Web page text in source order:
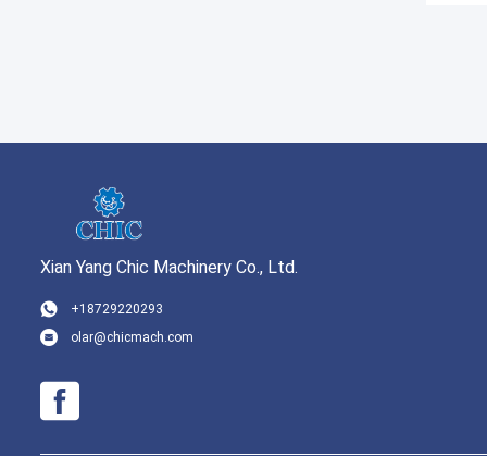
Xian Yang Chic Machinery Co., Ltd.
+18729220293
olar@chicmach.com